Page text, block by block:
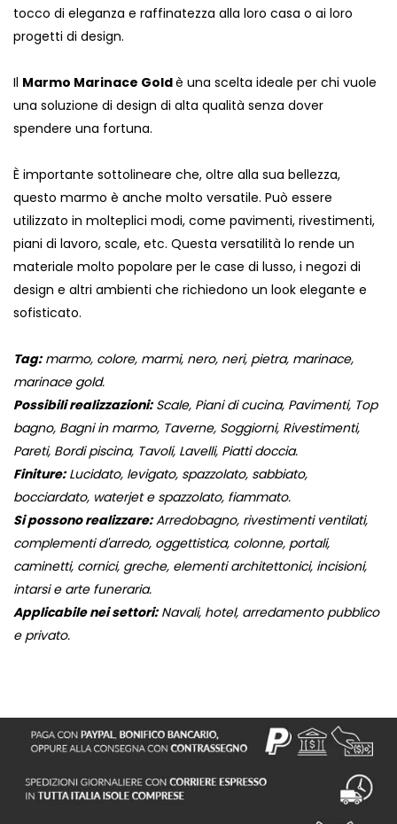
tocco di eleganza e raffinatezza alla loro casa o ai loro
progetti di design.
Il Marmo Marinace Goldè una scelta ideale per chi vuole
una soluzione di design di alta qualità senza dover
spendere una fortuna.
È importante sottolineare che, oltre alla sua bellezza,
questo marmo è anche molto versatile. Può essere
utilizzato in molteplici modi, come pavimenti, rivestimenti,
piani di lavoro, scale, etc. Questa versatilità lo rende un
materiale molto popolare per le case di lusso, i negozi di
design e altri ambienti che richiedono un look elegante e
sofisticato.
Tag:marmo, colore, marmi, nero, neri, pietra, marinace,
marinace gold.
Possibili realizzazioni:Scale, Piani di cucina, Pavimenti, Top
bagno, Bagni in marmo, Taverne, Soggiorni, Rivestimenti,
Pareti, Bordi piscina, Tavoli, Lavelli, Piatti doccia.
Finiture:Lucidato, levigato, spazzolato, sabbiato,
bocciardato, waterjet e spazzolato, fiammato.
Si possono realizzare:Arredobagno, rivestimenti ventilati,
complementi d'arredo, oggettistica, colonne, portali,
caminetti, cornici, greche, elementi architettonici, incisioni,
intarsi e arte funeraria.
Applicabile nei settori:Navali, hotel, arredamento pubblico
e privato.